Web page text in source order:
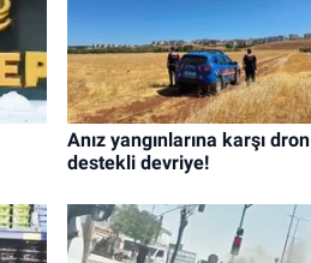
Anız yangınlarına karşı dron
destekli devriye!